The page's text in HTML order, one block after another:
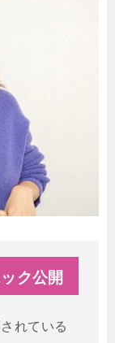
ク公開
れている